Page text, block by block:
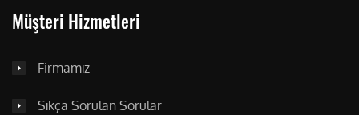
Müşteri Hizmetleri
Firmamız
Sıkça Sorulan Sorular